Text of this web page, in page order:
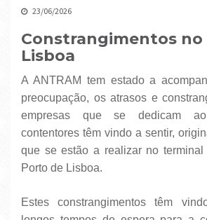
23/06/2026
Constrangimentos
Lisboa
A ANTRAM tem estado a acompanhar, com grande
preocupação, os atrasos e
empresas que se dedicam
contentores têm vindo a sentir,
que se estão a realizar no terminal
Porto de Lisboa.
Estes constrangimentos têm